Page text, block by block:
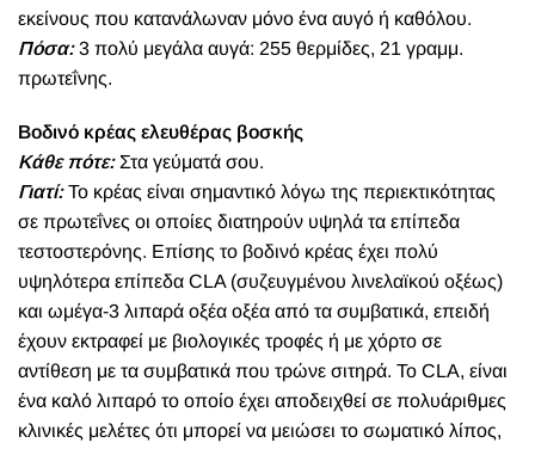
εκείνους που κατανάλωναν μόνο ένα αυγό ή καθόλου.
Πόσα:3 πολύ μεγάλα αυγά: 255 θερμίδες, 21 γραμμ.
πρωτεΐνης.
Βοδινό κρέας ελευθέρας βοσκής
Κάθε πότε:Στα γεύματά σου.
Γιατί: Το κρέας είναι σημαντικό λόγω της περιεκτικότητας
σε πρωτεΐνες οι οποίες διατηρούν υψηλά τα επίπεδα
τεστοστερόνης. Επίσης το βοδινό κρέας έχει πολύ
υψηλότερα επίπεδα CLA (συζευγμένου λινελαϊκoύ οξέως)
και ωμέγα-3 λιπαρά οξέα οξέα από τα συμβατικά, επειδή
έχουν εκτραφεί με βιολογικές τροφές ή με χόρτο σε
αντίθεση με τα συμβατικά που τρώνε σιτηρά. Το CLA, είναι
ένα καλό λιπαρό το οποίο έχει αποδειχθεί σε πολυάριθμες
κλινικές μελέτες ότι μπορεί να μειώσει το σωματικό λίπος,